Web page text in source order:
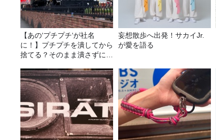
【あの‘プチプチ‘が社名
に！】プチプチを潰してから
捨てる？そのまま潰さずに捨
妄想散歩へ出発！サカイJr.
が愛を語る